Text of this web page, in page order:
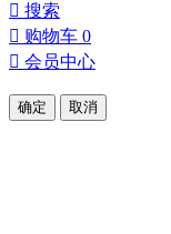
 搜索
 购物车 0
 会员中心
确定 取消